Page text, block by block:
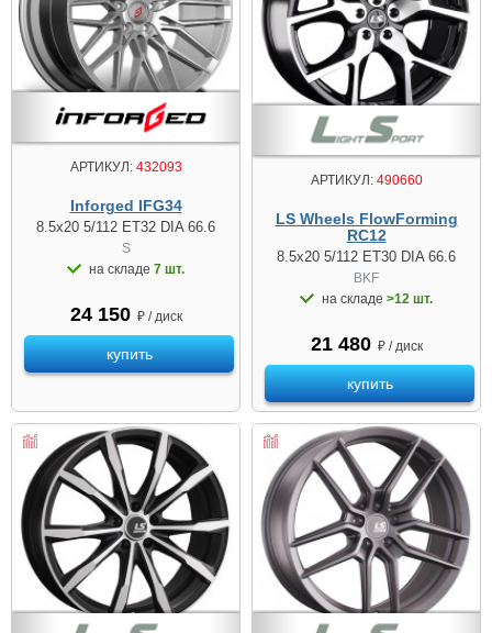
АРТИКУЛ:432093
Inforged IFG34
8.5x20 5/112 ET32 DIA 66.6
S
на складе 7 шт.
24 150 ₽ / диск
купить
АРТИКУЛ:490660
LS Wheels FlowForming
RC12
8.5x20 5/112 ET30 DIA 66.6
BKF
на складе >12 шт.
21 480 ₽ / диск
купить